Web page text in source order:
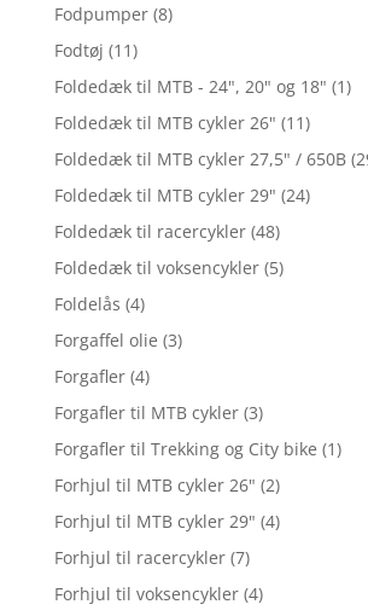
Fodpumper (8)
Fodtøj (11)
Foldedæk til MTB - 24", 20" og 18" (1)
Foldedæk til MTB cykler 26" (11)
Foldedæk til MTB cykler 27,5" / 650B
Foldedæk til MTB cykler 29" (24)
Foldedæk til racercykler (48)
Foldedæk til voksencykler (5)
Foldelås (4)
Forgaffel olie (3)
Forgafler (4)
Forgafler til MTB cykler (3)
Forgafler til Trekking og City bike (1)
Forhjul til MTB cykler 26" (2)
Forhjul til MTB cykler 29" (4)
Forhjul til racercykler (7)
Forhjul til voksencykler (4)